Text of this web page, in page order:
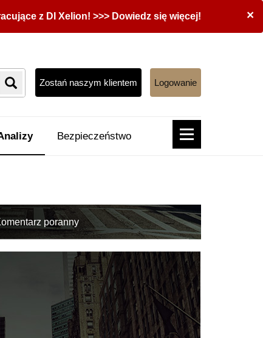
×
z DI Xelion! >>> Dowiedz się więcej!
Zostań naszym klientem Logowanie
Bezpieczeństwo
poranny